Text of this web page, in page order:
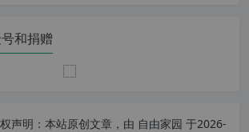
和捐赠
声明： 本站原创文章，由 自由家园 于2026-